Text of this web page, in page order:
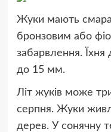
Жуки мають
бронзовим або
забарвлення. Їхня
до 15 мм.
Літ жуків може
серпня. Жуки
дерев. У сонячну